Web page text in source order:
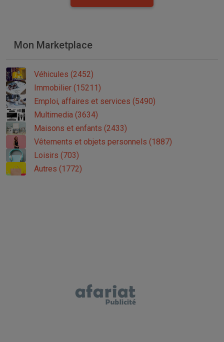
Mon Marketplace
Véhicules (2452)
Immobilier (15211)
Emploi, affaires et services (5490)
Multimedia (3634)
Maisons et enfants (2433)
Vêtements et objets personnels (1887)
Loisirs (703)
Autres (1772)